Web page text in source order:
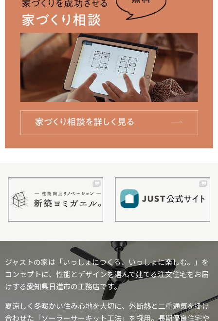
ジャストの家は「いっしょにつくる、いっしょに楽しむ。」を
コンセプトに、性能とデザインを選んで建てる注文住宅をお届
けする愛知県日進市の工務店です。
夏涼しく冬暖かい住み心地を大切に、外断熱と二重通気を掛け
合わせた「ソーラーサーキット工法」を採用。長期優良住宅や